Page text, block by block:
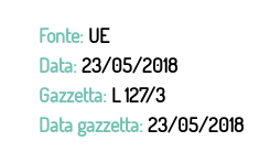
Fonte: UE
Data:23/05/2018
Gazzetta: L 127/3
Data gazzetta:23/05/2018